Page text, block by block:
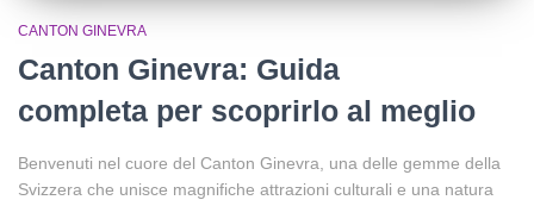
CANTON GINEVRA
Canton Ginevra: Guida
completa per scoprirlo al meglio
Benvenuti nel cuore del Canton Ginevra, una delle gemme della
Svizzera che unisce magnifiche attrazioni culturali e una natura